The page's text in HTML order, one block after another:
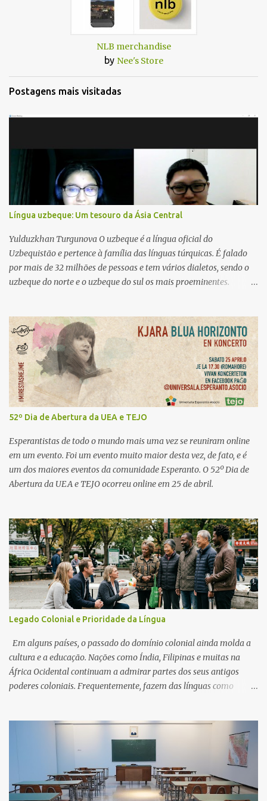
NLB merchandise
by Nee's Store
Postagens mais visitadas
Língua uzbeque: Um tesouro da Ásia Central
Yulduzkhan Turgunova O uzbeque é a língua oficial do
Uzbequistão e pertence à família das línguas túrquicas. É falado
por mais de 32 milhões de pessoas e tem vários dialetos, sendo o
uzbeque do norte e o uzbeque do sul os mais proeminentes.
para o alfabeto cirílico durante a era soviética. Desde a
independência do Uzbequistão, em 1991, tem havido um esforço
renovado para promover o alfabeto latino. A língua reflete uma
rica herança cultural, incorporando influências do persa, árabe e
russo, tornando-se uma parte vital da identidade da Ásia Central.
Como entusiasta de línguas, as línguas túrquicas são também um
tesouro à espera de ser descoberto. Comecei por aprender a língua
até a língua túrquica mais fácil porque não tem harmonia vocálica
e outros aspetos das línguas túrquicas. É muito fácil encont...
52º Dia de Abertura da UEA e TEJO
Esperantistas de todo o mundo mais uma vez se reuniram online
em um evento. Foi um evento muito maior desta vez, de fato, e é
um dos maiores eventos da comunidade Esperanto. O 52º Dia de
Abertura da UEA e TEJO ocorreu online em 25 de abril.
Legado Colonial e Prioridade da Língua
Em alguns países, o passado do domínio colonial ainda molda a
cultura e a educação. Nações como Índia, Filipinas e muitas na
África Ocidental continuam a admirar partes dos seus antigos
poderes coloniais. Frequentemente, fazem das línguas como
respeito. Exemplos Na África francófona, o francês ainda é a língua
do governo e das escolas, considerado um símbolo de status. Nas
Filipinas, o inglês é forte nos negócios e universidades, muitas
vezes mais importante do que as línguas locais. No Camarões, há
debates sobre se o francês e o inglês devem dominar ou se as